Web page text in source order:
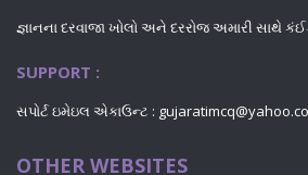
જ્ઞાનના દરવાજા ખોલો અને દરરોજ અમારી સાથે
SUPPORT :
સપોર્ટ ઇમેઇલ એકાઉન્ટ :
OTHER WEBSITES